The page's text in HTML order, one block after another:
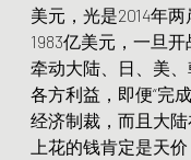
美元，光是2014年
1983亿美元，一旦
牵动大陆、日、美
各方利益，即便“完
经济制裁，而且大
上花的钱肯定是天